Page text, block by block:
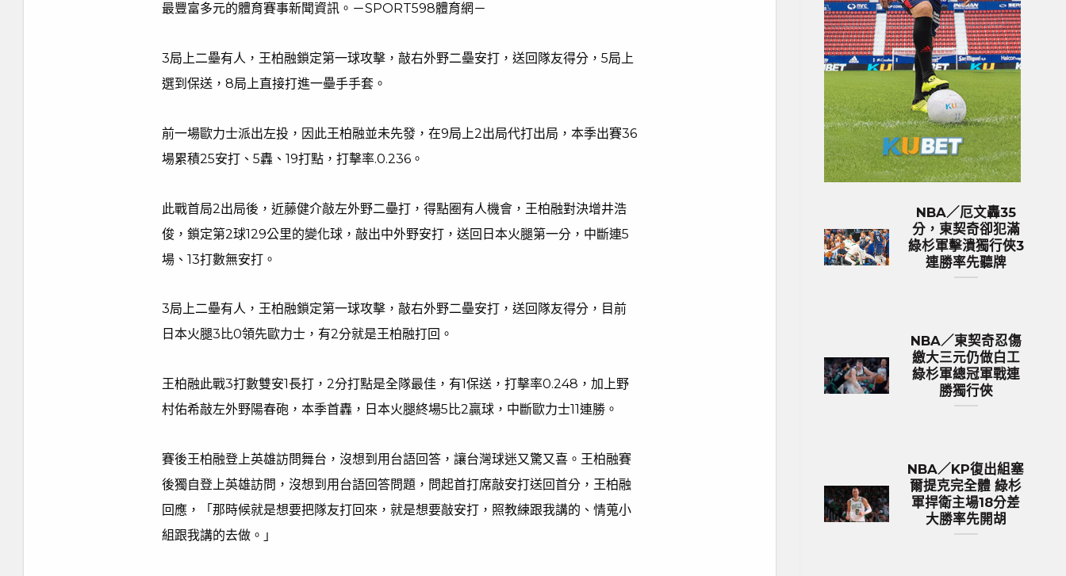
最豐富多元的體育賽事新聞資訊。－SPORT598體育網－
3局上二壘有人，王柏融鎖定第一球攻擊，敲右外野二壘安打，送回隊友得分，5局上
選到保送，8局上直接打進一壘手手套。
前一場歐力士派出左投，因此王柏融並未先發，在9局上2出局代打出局，本季出賽36
場累積25安打、5轟、19打點，打擊率.0.236。
此戰首局2出局後，近藤健介敲左外野二壘打，得點圈有人機會，王柏融對決增井浩
俊，鎖定第2球129公里的變化球，敲出中外野安打，送回日本火腿第一分，中斷連5
場、13打數無安打。
3局上二壘有人，王柏融鎖定第一球攻擊，敲右外野二壘安打，送回隊友得分，目前
日本火腿3比0領先歐力士，有2分就是王柏融打回。
王柏融此戰3打數雙安1長打，2分打點是全隊最佳，有1保送，打擊率0.248，加上野
村佑希敲左外野陽春砲，本季首轟，日本火腿終場5比2贏球，中斷歐力士11連勝。
賽後王柏融登上英雄訪問舞台，沒想到用台語回答，讓台灣球迷又驚又喜。王柏融賽
後獨自登上英雄訪問，沒想到用台語回答問題，問起首打席敲安打送回首分，王柏融
回應，「那時候就是想要把隊友打回來，就是想要敲安打，照教練跟我講的、情蒐小
組跟我講的去做。」
NBA／厄文轟35
分，東契奇卻犯滿
綠杉軍擊潰獨行俠3
連勝率先聽牌
NBA／東契奇忍傷
繳大三元仍做白工
綠杉軍總冠軍戰連
勝獨行俠
NBA／KP復出組塞
爾提克完全體 綠杉
軍捍衛主場18分差
大勝率先開胡